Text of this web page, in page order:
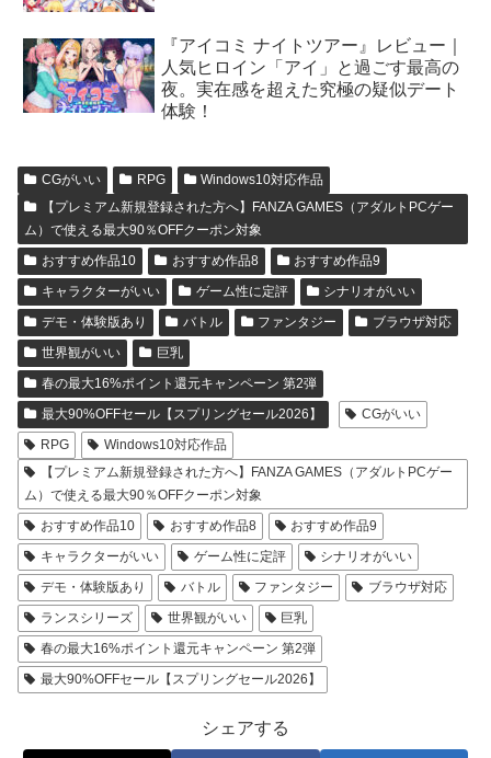
『アイコミ ナイトツアー』レビュー｜
人気ヒロイン「アイ」と過ごす最高の
夜。実在感を超えた究極の疑似デート
体験！
CGがいい RPG
Windows10対応作品
【プレミアム新規登録された方へ】FANZA GAMES（アダルトPCゲー
ム）で使える最大90％OFFクーポン対象
おすすめ作品10
おすすめ作品8
おすすめ作品9
キャラクターがいい
ゲーム性に定評
シナリオがいい
デモ・体験版あり
バトル ファンタジー
ブラウザ対応
世界観がいい
巨乳
春の最大16%ポイント還元キャンペーン 第2弾
最大90%OFFセール【スプリングセール2026】
CGがいい
RPG
Windows10対応作品
【プレミアム新規登録された方へ】FANZA GAMES（アダルトPCゲー
ム）で使える最大90％OFFクーポン対象
おすすめ作品10
おすすめ作品8
おすすめ作品9
キャラクターがいい
ゲーム性に定評
シナリオがいい
デモ・体験版あり
バトル ファンタジー
ブラウザ対応
ランスシリーズ
世界観がいい
巨乳
春の最大16%ポイント還元キャンペーン 第2弾
最大90%OFFセール【スプリングセール2026】
シェアする